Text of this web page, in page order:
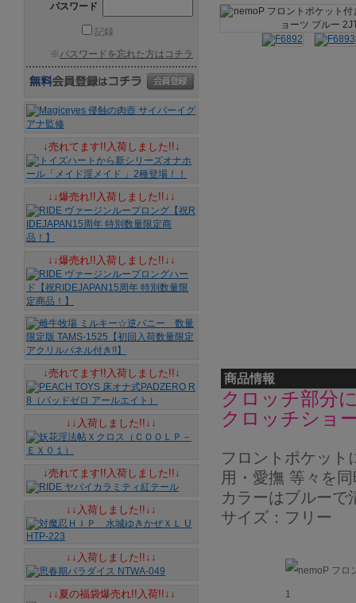
商品情報
クロッチ部分
クロッチショ
フロントポケット
用・愛撫 等々を
カラーはブルーで
サイズ：フリー
パスワード
記録
※パスワードを忘れた方はコチラ
↓売れてます!!入荷しました!!↓
↓↓爆売れ!!入荷しました!!↓↓
↓↓爆売れ!!入荷しました!!↓↓
↓売れてます!!入荷しました!!↓
↓↓入荷しました!!↓↓
↓売れてます!!入荷しました!!↓
↓↓入荷しました!!↓↓
↓↓入荷しました!!↓↓
↓↓夏の福袋爆売れ!!入荷!!↓↓